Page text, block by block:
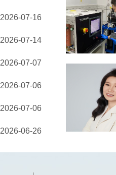
2026-07-16
2026-07-14
2026-07-07
2026-07-06
2026-07-06
2026-06-26